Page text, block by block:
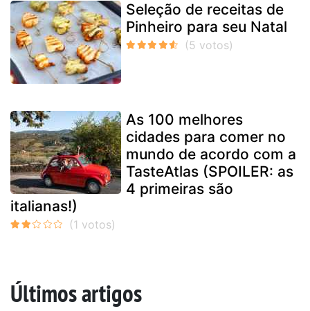
Seleção de receitas de
Pinheiro para seu Natal
As 100 melhores
cidades para comer no
mundo de acordo com a
TasteAtlas (SPOILER: as
4 primeiras são
italianas!)
Últimos artigos